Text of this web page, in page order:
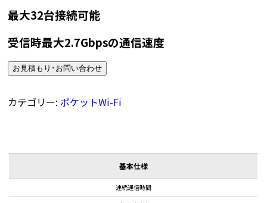
最大32台接続可能
受信時最大2.7Gbpsの通信速度
お見積もり･お問い合わせ
カテゴリー: ポケットWi-Fi
基本仕様
連続通信時間